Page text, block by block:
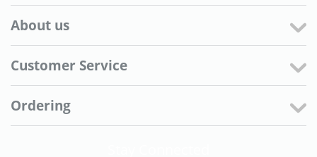
About us
Customer Service
Ordering